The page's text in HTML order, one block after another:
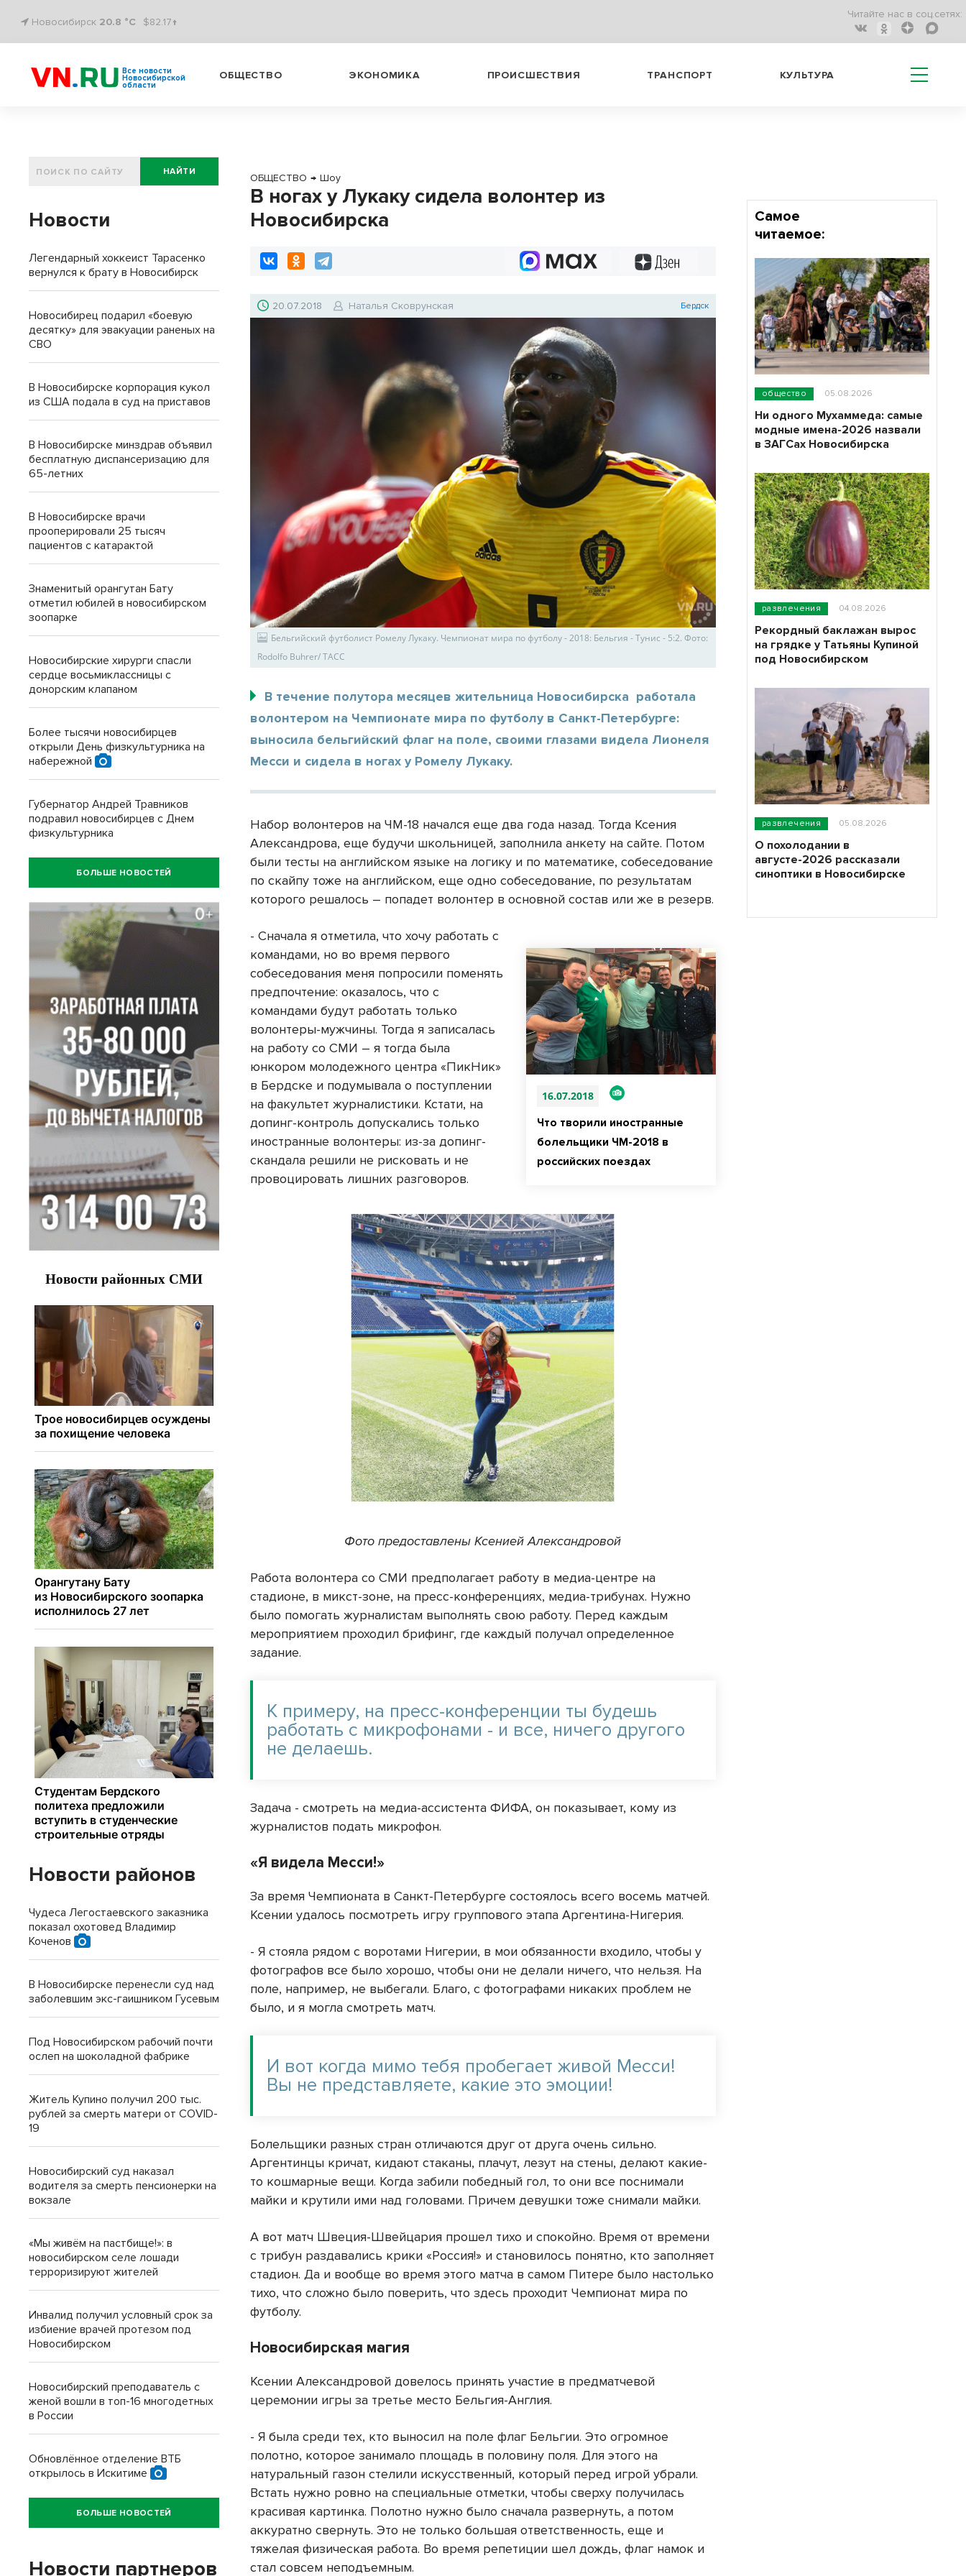
Новосибирск 20.8 °C $82.17↑
Читайте нас в соц.сетях:
Все новости
Новосибирской
области
ОБЩЕСТВО ЭКОНОМИКА ПРОИСШЕСТВИЯ ТРАНСПОРТ КУЛЬТУРА
ОБЩЕСТВО → Шоу
В ногах у Лукаку сидела волонтер из
Новосибирска
20.07.2018 Наталья Сковрунская Бердск
Бельгийский футболист Ромелу Лукаку. Чемпионат мира по футболу - 2018: Бельгия - Тунис - 5:2. Фото:
Rodolfo Buhrer/ ТАСС
В течение полутора месяцев жительница Новосибирска работала
волонтером на Чемпионате мира по футболу в Санкт-Петербурге:
выносила бельгийский флаг на поле, своими глазами видела Лионеля
Месси и сидела в ногах у Ромелу Лукаку.
Набор волонтеров на ЧМ-18 начался еще два года назад. Тогда Ксения
Александрова, еще будучи школьницей, заполнила анкету на сайте. Потом
были тесты на английском языке на логику и по математике, собеседование
по скайпу тоже на английском, еще одно собеседование, по результатам
которого решалось – попадет волонтер в основной состав или же в резерв.
16.07.2018
Что творили иностранные
болельщики ЧМ-2018 в
российских поездах
- Сначала я отметила, что хочу работать с
командами, но во время первого
собеседования меня попросили поменять
предпочтение: оказалось, что с
командами будут работать только
волонтеры-мужчины. Тогда я записалась
на работу со СМИ – я тогда была
юнкором молодежного центра «ПикНик»
в Бердске и подумывала о поступлении
на факультет журналистики. Кстати, на
допинг-контроль допускались только
иностранные волонтеры: из-за допинг-
скандала решили не рисковать и не
провоцировать лишних разговоров.
Фото предоставлены Ксенией Александровой
Работа волонтера со СМИ предполагает работу в медиа-центре на
стадионе, в микст-зоне, на пресс-конференциях, медиа-трибунах. Нужно
было помогать журналистам выполнять свою работу. Перед каждым
мероприятием проходил брифинг, где каждый получал определенное
задание.
К примеру, на пресс-конференции ты будешь
работать с микрофонами - и все, ничего другого
не делаешь.
Задача - смотреть на медиа-ассистента ФИФА, он показывает, кому из
журналистов подать микрофон.
«Я видела Месси!»
За время Чемпионата в Санкт-Петербурге состоялось всего восемь матчей.
Ксении удалось посмотреть игру группового этапа Аргентина-Нигерия.
- Я стояла рядом с воротами Нигерии, в мои обязанности входило, чтобы у
фотографов все было хорошо, чтобы они не делали ничего, что нельзя. На
поле, например, не выбегали. Благо, с фотографами никаких проблем не
было, и я могла смотреть матч.
И вот когда мимо тебя пробегает живой Месси!
Вы не представляете, какие это эмоции!
Болельщики разных стран отличаются друг от друга очень сильно.
Аргентинцы кричат, кидают стаканы, плачут, лезут на стены, делают какие-
то кошмарные вещи. Когда забили победный гол, то они все поснимали
майки и крутили ими над головами. Причем девушки тоже снимали майки.
А вот матч Швеция-Швейцария прошел тихо и спокойно. Время от времени
с трибун раздавались крики «Россия!» и становилось понятно, кто заполняет
стадион. Да и вообще во время этого матча в самом Питере было настолько
тихо, что сложно было поверить, что здесь проходит Чемпионат мира по
футболу.
Новосибирская магия
Ксении Александровой довелось принять участие в предматчевой
церемонии игры за третье место Бельгия-Англия.
- Я была среди тех, кто выносил на поле флаг Бельгии. Это огромное
полотно, которое занимало площадь в половину поля. Для этого на
натуральный газон стелили искусственный, который перед игрой убрали.
Встать нужно ровно на специальные отметки, чтобы сверху получилась
красивая картинка. Полотно нужно было сначала развернуть, а потом
аккуратно свернуть. Это не только большая ответственность, еще и
тяжелая физическая работа. Во время репетиции шел дождь, флаг намок и
стал совсем неподъемным.
НАЙТИ
Новости
Легендарный хоккеист Тарасенко
вернулся к брату в Новосибирск
Новосибирец подарил «боевую
десятку» для эвакуации раненых на
СВО
В Новосибирске корпорация кукол
из США подала в суд на приставов
В Новосибирске минздрав объявил
бесплатную диспансеризацию для
65-летних
В Новосибирске врачи
прооперировали 25 тысяч
пациентов с катарактой
Знаменитый орангутан Бату
отметил юбилей в новосибирском
зоопарке
Новосибирские хирурги спасли
сердце восьмиклассницы с
донорским клапаном
Более тысячи новосибирцев
открыли День физкультурника на
набережной
Губернатор Андрей Травников
подравил новосибирцев с Днем
физкультурника
БОЛЬШЕ НОВОСТЕЙ
Новости районов
Чудеса Легостаевского заказника
показал охотовед Владимир
Коченов
В Новосибирске перенесли суд над
заболевшим экс-гаишником Гусевым
Под Новосибирском рабочий почти
ослеп на шоколадной фабрике
Житель Купино получил 200 тыс.
рублей за смерть матери от COVID-
19
Новосибирский суд наказал
водителя за смерть пенсионерки на
вокзале
«Мы живём на пастбище!»: в
новосибирском селе лошади
терроризируют жителей
Инвалид получил условный срок за
избиение врачей протезом под
Новосибирском
Новосибирский преподаватель с
женой вошли в топ-16 многодетных
в России
Обновлённое отделение ВТБ
открылось в Искитиме
БОЛЬШЕ НОВОСТЕЙ
Новости партнеров
Самое
читаемое:
общество 05.08.2026
Ни одного Мухаммеда: самые
модные имена-2026 назвали
в ЗАГСах Новосибирска
развлечения 04.08.2026
Рекордный баклажан вырос
на грядке у Татьяны Купиной
под Новосибирском
развлечения 05.08.2026
О похолодании в
августе-2026 рассказали
синоптики в Новосибирске